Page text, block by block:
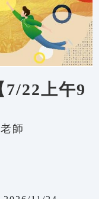
22上午9
師